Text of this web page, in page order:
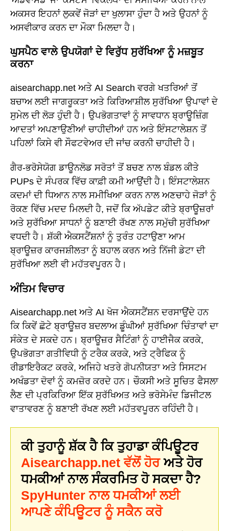
ਅਕਸਰ ਇਹਨਾਂ ਲੁਕਵੇਂ ਜੋੜਾਂ ਦਾ ਖੁਲਾਸਾ ਹੁੰਦਾ ਹੈ ਅਤੇ ਉਹਨਾਂ ਨੂੰ
ਅਸਵੀਕਾਰ ਕਰਨ ਦਾ ਮੌਕਾ ਮਿਲਦਾ ਹੈ।
ਘੁਸਪੈਠ ਵਾਲੇ ਉਪਯੋਗਾਂ ਦੇ ਵਿਰੁੱਧ ਸੁਰੱਖਿਆ ਨੂੰ ਮਜ਼ਬੂਤ
ਕਰਨਾ
aisearchapp.net ਅਤੇ AI Search ਵਰਗੇ ਖਤਰਿਆਂ ਤੋਂ
ਬਚਾਅ ਲਈ ਜਾਗਰੂਕਤਾ ਅਤੇ ਕਿਰਿਆਸ਼ੀਲ ਸੁਰੱਖਿਆ ਉਪਾਵਾਂ ਦੇ
ਸੁਮੇਲ ਦੀ ਲੋੜ ਹੁੰਦੀ ਹੈ। ਉਪਭੋਗਤਾਵਾਂ ਨੂੰ ਸਾਵਧਾਨ ਬ੍ਰਾਊਜ਼ਿੰਗ
ਆਦਤਾਂ ਅਪਣਾਉਣੀਆਂ ਚਾਹੀਦੀਆਂ ਹਨ ਅਤੇ ਇੰਸਟਾਲੇਸ਼ਨ ਤੋਂ
ਪਹਿਲਾਂ ਕਿਸੇ ਵੀ ਸੌਫਟਵੇਅਰ ਦੀ ਜਾਂਚ ਕਰਨੀ ਚਾਹੀਦੀ ਹੈ।
ਗੈਰ-ਭਰੋਸੇਯੋਗ ਡਾਊਨਲੋਡ ਸਰੋਤਾਂ ਤੋਂ ਬਚਣ ਨਾਲ ਬੰਡਲ ਕੀਤੇ
PUPs ਦੇ ਸੰਪਰਕ ਵਿੱਚ ਕਾਫ਼ੀ ਕਮੀ ਆਉਂਦੀ ਹੈ। ਇੰਸਟਾਲੇਸ਼ਨ
ਕਦਮਾਂ ਦੀ ਧਿਆਨ ਨਾਲ ਸਮੀਖਿਆ ਕਰਨ ਨਾਲ ਅਣਚਾਹੇ ਜੋੜਾਂ ਨੂੰ
ਰੋਕਣ ਵਿੱਚ ਮਦਦ ਮਿਲਦੀ ਹੈ, ਜਦੋਂ ਕਿ ਅੱਪਡੇਟ ਕੀਤੇ ਬ੍ਰਾਊਜ਼ਰਾਂ
ਅਤੇ ਸੁਰੱਖਿਆ ਸਾਧਨਾਂ ਨੂੰ ਬਣਾਈ ਰੱਖਣ ਨਾਲ ਸਮੁੱਚੀ ਸੁਰੱਖਿਆ
ਵਧਦੀ ਹੈ। ਸ਼ੱਕੀ ਐਕਸਟੈਂਸ਼ਨਾਂ ਨੂੰ ਤੁਰੰਤ ਹਟਾਉਣਾ ਆਮ
ਬ੍ਰਾਊਜ਼ਰ ਕਾਰਜਸ਼ੀਲਤਾ ਨੂੰ ਬਹਾਲ ਕਰਨ ਅਤੇ ਨਿੱਜੀ ਡੇਟਾ ਦੀ
ਸੁਰੱਖਿਆ ਲਈ ਵੀ ਮਹੱਤਵਪੂਰਨ ਹੈ।
ਅੰਤਿਮ ਵਿਚਾਰ
Aisearchapp.net ਅਤੇ AI ਖੋਜ ਐਕਸਟੈਂਸ਼ਨ ਦਰਸਾਉਂਦੇ ਹਨ
ਕਿ ਕਿਵੇਂ ਛੋਟੇ ਬ੍ਰਾਊਜ਼ਰ ਬਦਲਾਅ ਡੂੰਘੀਆਂ ਸੁਰੱਖਿਆ ਚਿੰਤਾਵਾਂ ਦਾ
ਸੰਕੇਤ ਦੇ ਸਕਦੇ ਹਨ। ਬ੍ਰਾਊਜ਼ਰ ਸੈਟਿੰਗਾਂ ਨੂੰ ਹਾਈਜੈਕ ਕਰਕੇ,
ਉਪਭੋਗਤਾ ਗਤੀਵਿਧੀ ਨੂੰ ਟਰੈਕ ਕਰਕੇ, ਅਤੇ ਟ੍ਰੈਫਿਕ ਨੂੰ
ਰੀਡਾਇਰੈਕਟ ਕਰਕੇ, ਅਜਿਹੇ ਖਤਰੇ ਗੋਪਨੀਯਤਾ ਅਤੇ ਸਿਸਟਮ
ਅਖੰਡਤਾ ਦੋਵਾਂ ਨੂੰ ਕਮਜ਼ੋਰ ਕਰਦੇ ਹਨ। ਚੌਕਸੀ ਅਤੇ ਸੂਚਿਤ ਫੈਸਲਾ
ਲੈਣ ਦੀ ਪ੍ਰਕਿਰਿਆ ਇੱਕ ਸੁਰੱਖਿਅਤ ਅਤੇ ਭਰੋਸੇਮੰਦ ਡਿਜੀਟਲ
ਵਾਤਾਵਰਣ ਨੂੰ ਬਣਾਈ ਰੱਖਣ ਲਈ ਮਹੱਤਵਪੂਰਨ ਰਹਿੰਦੀ ਹੈ।
ਕੀ ਤੁਹਾਨੂੰ ਸ਼ੱਕ ਹੈ ਕਿ ਤੁਹਾਡਾ ਕੰਪਿਊਟਰ
Aisearchapp.net ਵੱਲੋਂ ਹੋਰਅਤੇ ਹੋਰ
ਧਮਕੀਆਂ ਨਾਲ ਸੰਕਰਮਿਤ ਹੋ ਸਕਦਾ ਹੈ?
SpyHunter ਨਾਲ ਧਮਕੀਆਂ ਲਈ
ਆਪਣੇ ਕੰਪਿਊਟਰ ਨੂੰ ਸਕੈਨ ਕਰੋ